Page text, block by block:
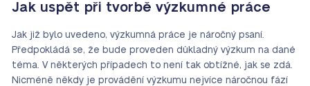
Jak uspět při tvorbě výzkumné práce
Jak již bylo uvedeno, výzkumná práce je náročný psaní.
Předpokládá se, že bude proveden důkladný výzkum na dané
téma. V některých případech to není tak obtížné, jak se zdá.
Nicméně někdy je provádění výzkumu nejvíce náročnou fází